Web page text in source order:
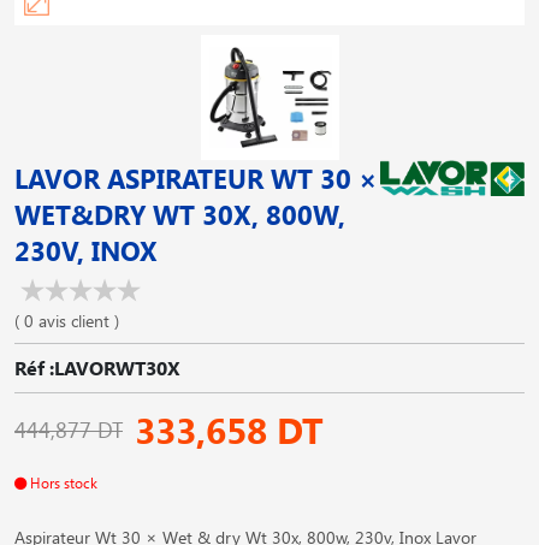
LAVOR ASPIRATEUR WT 30 ×
WET&DRY WT 30X, 800W,
230V, INOX
( 0 avis client )
Réf :LAVORWT30X
444,877 DT 333,658 DT
Hors stock
Aspirateur Wt 30 × Wet & dry Wt 30x, 800w, 230v, Inox Lavor